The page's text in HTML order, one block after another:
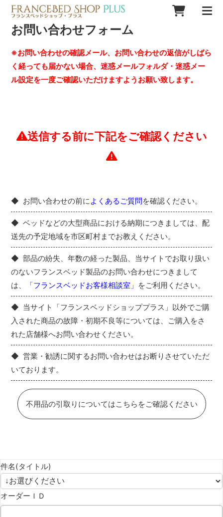
お問い合わせフォーム
※お問い合わせの確認メール、お問い合わせの返信がしばら
く経っても届かない場合、迷惑メールフォルダ・迷惑メー
ル設定を一度ご確認いただけますようお願い致します。
送信する前に下記をご確認ください
お問い合わせの前に よくあるご質問を確認ください。
ベッドなどの大型商品における納期につきましては、配
送先の予定地域を市区町村までお教えください。
部品の紛失、年数の経った製品、当サイトでお取り扱い
のないフランスベッド製品のお問い合わせにつきまして
は、
「フランスベッドお客様相談室」 をご利用ください。
当サイト「フランスベッドショッププラス」以外でご購
入された商品の故障・初期不良等については、ご購入をさ
れた店舗様へお問い合わせください。
営業・勧誘に関するお問い合わせはお断りさせていただ
いております。
不用品の引取りについてはこちらをご確認ください
件名(タイトル)
オーダーＩＤ